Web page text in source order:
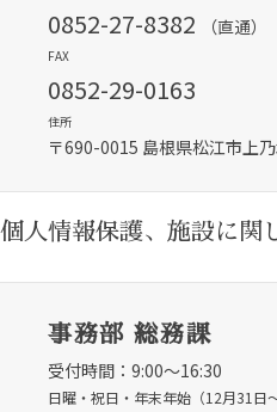
0852-27-8382 （直通）
FAX
0852-29-0163
住所
〒690-0015 島根県松江市上
個人情報保護、施設に関
事務部 総務課
受付時間：9:00～16:30
日曜・祝日・年末年始（12月31日